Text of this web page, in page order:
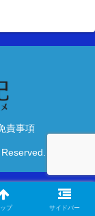
責事項
ップ サイドバー